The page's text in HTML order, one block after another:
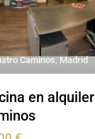
Caminos,Madrid
en